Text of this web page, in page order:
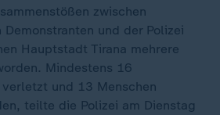
zwischen
und der Polizei
Hauptstadt Tirana mehrere
Mindestens 16
und 13 Menschen
teilte die Polizei am Dienstag